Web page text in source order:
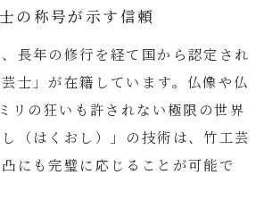
の称号が示す信頼
長年の修行を経て国から認定され
士」が在籍しています。仏像や仏
リの狂いも許されない極限の世界
（はくおし）」の技術は、竹工芸
にも完璧に応じることが可能で